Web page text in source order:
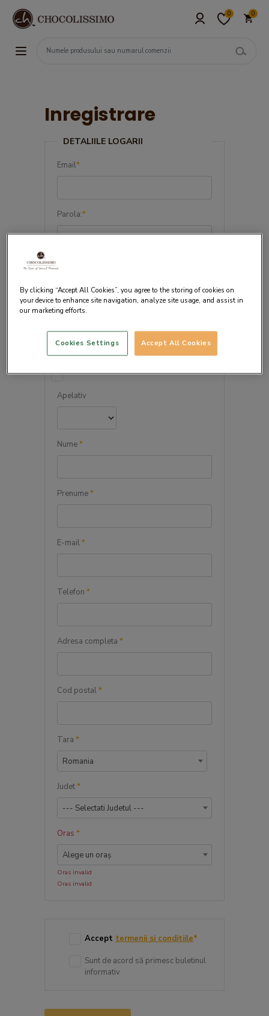
0 0
Inregistrare
DETALIILE LOGARII
Email*
Parola:*
DETALIILE PERSONALE
Persoana juridica
Apelativ
Nume*
Prenume*
E-mail*
Telefon *
Adresa completa *
Cod postal*
Tara *
Romania
Judet*
--- Selectati Judetul ---
Oras *
Alege un oraș
Oras invalid
Oras invalid
Accept termenii si conditiile*
Sunt de acord să primesc buletinul
informativ
By clicking “Accept All Cookies”, you agree to the storing of cookies on
your device to enhance site navigation, analyze site usage, and assist in
our marketing efforts.
Accept All Cookies
Cookies Settings